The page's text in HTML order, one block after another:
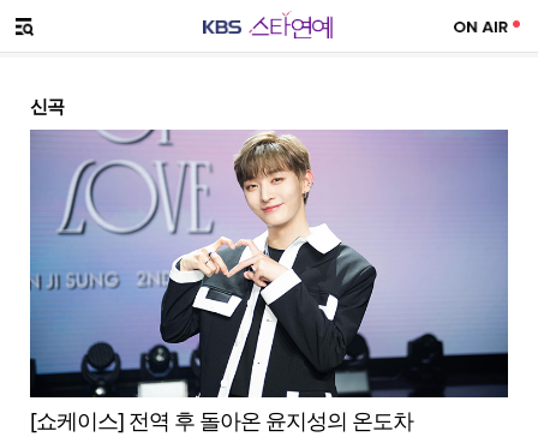
메뉴 열기
신곡
[쇼케이스] 전역 후 돌아온 윤지성의 온도차